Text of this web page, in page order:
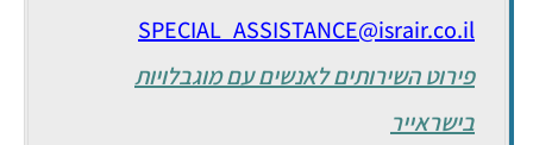
SPECIAL ASSISTANCE@israir.co.il
פירוט השירותים לאנשים עם מוגבלויות
בישראייר